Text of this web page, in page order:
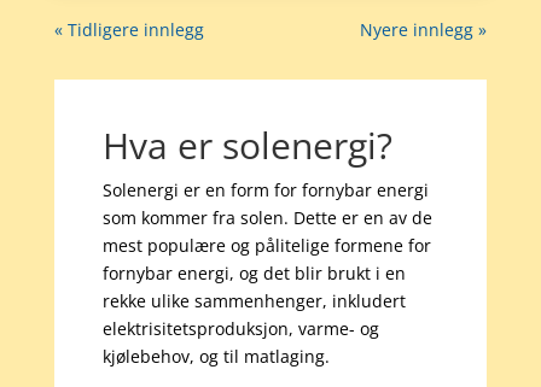
« Tidligere innlegg Nyere innlegg »
Hva er solenergi?
Solenergi er en form for fornybar energi
som kommer fra solen. Dette er en av de
mest populære og pålitelige formene for
fornybar energi, og det blir brukt i en
rekke ulike sammenhenger, inkludert
elektrisitetsproduksjon, varme- og
kjølebehov, og til matlaging.